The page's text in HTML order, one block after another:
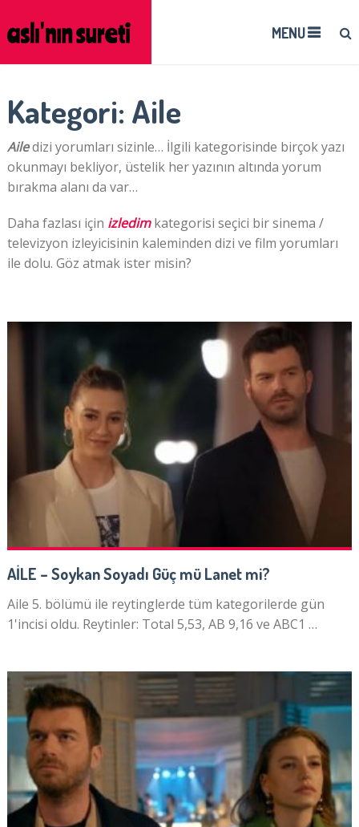
MENU
Kategori: Aile
Ailedizi yorumları sizinle… İlgili kategorisinde birçok yazı
okunmayı bekliyor, üstelik her yazının altında yorum
bırakma alanı da var…
Daha fazlası için izledim kategorisi seçici bir sinema /
televizyon izleyicisinin kaleminden dizi ve film yorumları
ile dolu. Göz atmak ister misin?
AİLE – Soykan Soyadı Güç mü Lanet mi?
Aile 5. bölümü ile reytinglerde tüm kategorilerde gün
1'incisi oldu. Reytinler: Total 5,53, AB 9,16 ve ABC1 …